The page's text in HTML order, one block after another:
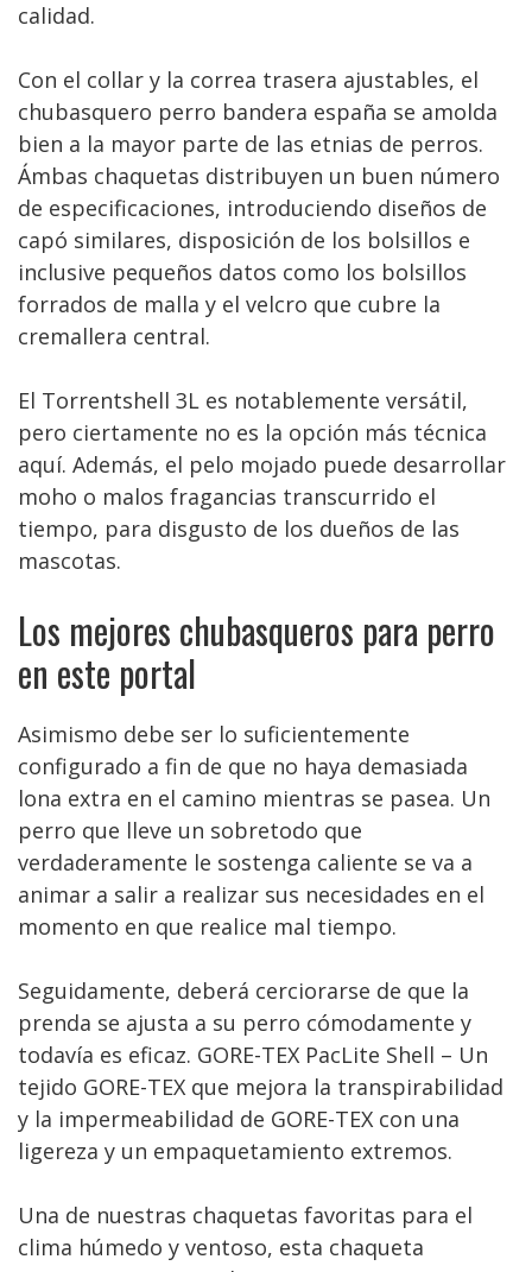
calidad.
Con el collar y la correa trasera ajustables, el
chubasquero perro bandera españa se amolda
bien a la mayor parte de las etnias de perros.
Ámbas chaquetas distribuyen un buen número
de especificaciones, introduciendo diseños de
capó similares, disposición de los bolsillos e
inclusive pequeños datos como los bolsillos
forrados de malla y el velcro que cubre la
cremallera central.
El Torrentshell 3L es notablemente versátil,
pero ciertamente no es la opción más técnica
aquí. Además, el pelo mojado puede desarrollar
moho o malos fragancias transcurrido el
tiempo, para disgusto de los dueños de las
mascotas.
Los mejores chubasqueros para perro
en este portal
Asimismo debe ser lo suficientemente
configurado a fin de que no haya demasiada
lona extra en el camino mientras se pasea. Un
perro que lleve un sobretodo que
verdaderamente le sostenga caliente se va a
animar a salir a realizar sus necesidades en el
momento en que realice mal tiempo.
Seguidamente, deberá cerciorarse de que la
prenda se ajusta a su perro cómodamente y
todavía es eficaz. GORE-TEX PacLite Shell – Un
tejido GORE-TEX que mejora la transpirabilidad
y la impermeabilidad de GORE-TEX con una
ligereza y un empaquetamiento extremos.
Una de nuestras chaquetas favoritas para el
clima húmedo y ventoso, esta chaqueta